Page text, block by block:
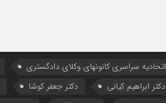
اتحادیه سراسری کانونهای وکلای دادگستری
دکتر ابراهیم کیانی دکتر جعفر کوشا